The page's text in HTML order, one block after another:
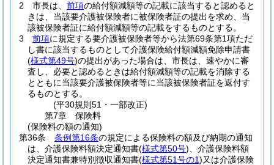
2
市長は、 前項の給付額減額等の記載に該当すると認めると
きは、当該要介護被保険者に被保険者証の提出を求め、当
該被保険者証に給付額減額等の記載をするものとする。
3
前項に規定する要介護被保険者等から法第69条第1項ただ
し書に該当するものとして介護保険給付額減額免除申請書
(様式第49号)の提出があった場合は、市長は、速やかに審
査し、必要と認めるときは給付額減額等の記載を消除する
とともに当該要介護被保険者等に当該被保険者証を返付す
るものとする。
(平30規則51・一部改正)
第7章
保険料
(保険料の額の通知)
第36条
条例第16条の規定による保険料の額及び納期の通知
は、介護保険料額決定通知書(様式第50号) 、介護保険料額
決定通知書兼特別徴収通知書(様式第51号の1)又は介護保険